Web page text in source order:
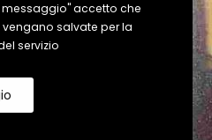
accetto che
salvate per la
servizio